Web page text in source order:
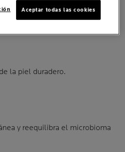
y anti-imperfecciones
la piel duradero.
y reequilibra el microbioma
Aceptar todas las cookies